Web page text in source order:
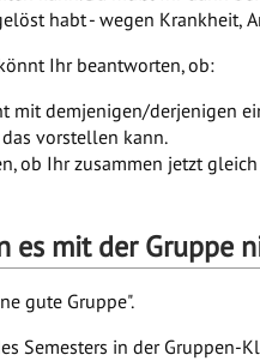
habt - wegen Krankheit,
Ihr beantworten, ob:
mit demjenigen/derjenigen
vorstellen kann.
ob Ihr zusammen jetzt
es mit der Gruppe
gute Gruppe".
Semesters in der Gruppen-